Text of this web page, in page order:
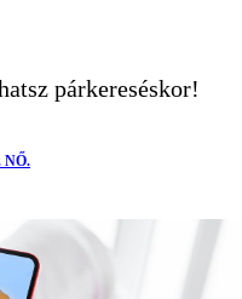
párkereséskor!
NŐ.